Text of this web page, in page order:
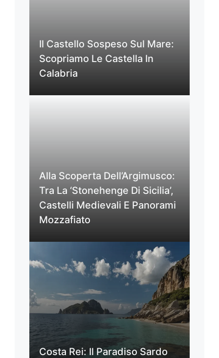
Il Castello Sospeso Sul Mare:
Scopriamo Le Castella In
Calabria
Alla Scoperta Dell’Argimusco:
Tra La ‘Stonehenge Di Sicilia’,
Castelli Medievali E Panorami
Mozzafiato
Costa Rei: Il Paradiso Sardo